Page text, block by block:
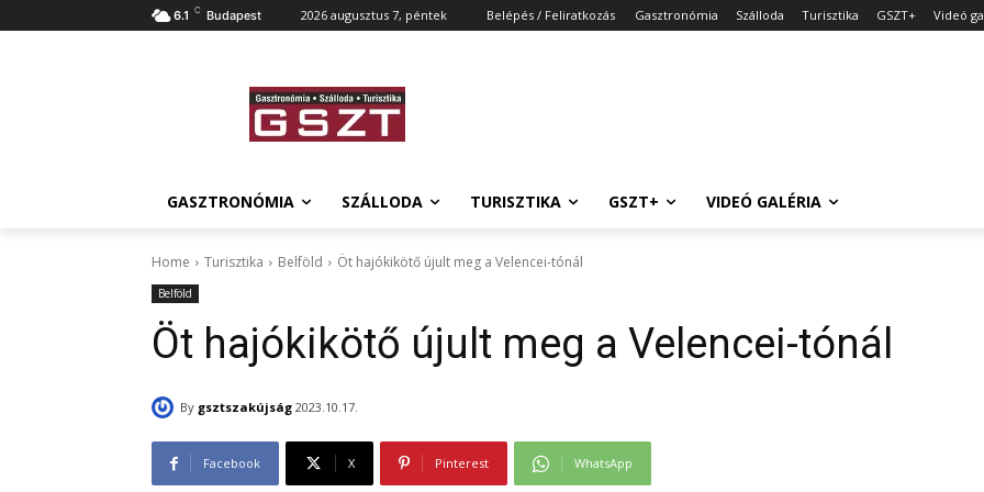
6.1 C Budapest 2026 augusztus 7, péntek Belépés / Feliratkozás Gasztronómia Szálloda Turisztika GSZT+ Videó
GASZTRONÓMIA SZÁLLODA TURISZTIKA GSZT+ VIDEÓ GALÉRIA
Home Turisztika Belföld Öt hajókikötő újult meg a Velencei-tónál
Belföld
Öt hajókikötő újult meg a Velencei-tónál
By gsztszakújság 2023.10.17.
Facebook X Pinterest WhatsApp